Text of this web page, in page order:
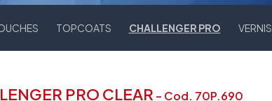
TOPCOATS CHALLENGER PRO VERNIS
PRO CLEAR – Cod. 70P.690